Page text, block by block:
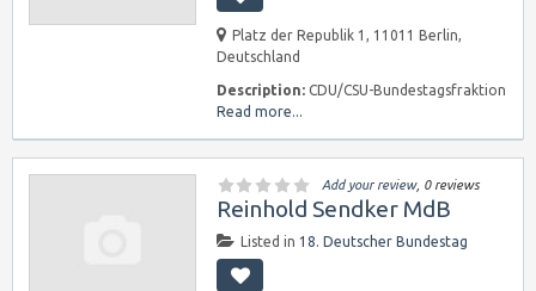
Platz der Republik 1, 11011 Berlin,
Deutschland
Description: CDU/CSU-Bundestagsfraktion
Read more...
Add your review, 0 reviews
Reinhold Sendker MdB
Listed in 18. Deutscher Bundestag